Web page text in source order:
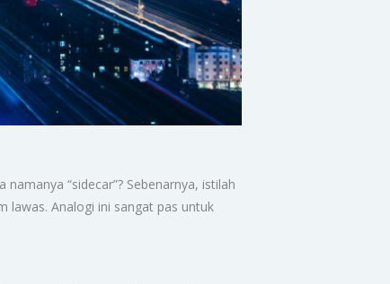
“sidecar”? Sebenarnya, istilah
lawas. Analogi ini sangat pas untuk